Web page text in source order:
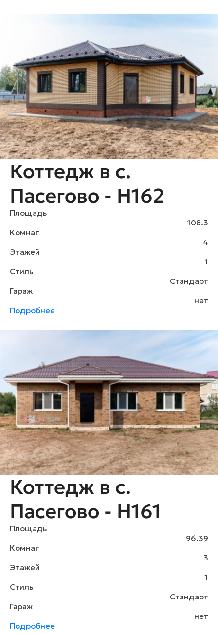
Коттедж в с.
Пасегово - H162
Площадь
108.3
Комнат
4
Этажей
1
Стиль
Стандарт
Гараж
нет
Подробнее
Коттедж в с.
Пасегово - H161
Площадь
96.39
Комнат
3
Этажей
1
Стиль
Стандарт
Гараж
нет
Подробнее